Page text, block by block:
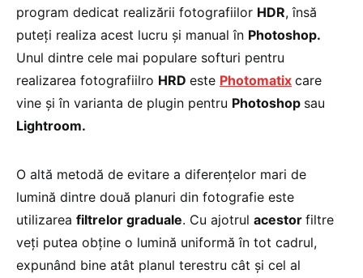
program dedicat realizării fotografiilor HDR, însă
puteţi realiza acest lucru şi manual în Photoshop.
Unul dintre cele mai populare softuri pentru
realizarea fotografiilro HRD este Photomatix care
vine şi în varianta de plugin pentru Photoshop sau
Lightroom.
O altă metodă de evitare a diferenţelor mari de
lumină dintre două planuri din fotografie este
utilizarea filtrelor graduale. Cu ajotrul acestor filtre
veţi putea obţine o lumină uniformă în tot cadrul,
expunând bine atât planul terestru cât şi cel al